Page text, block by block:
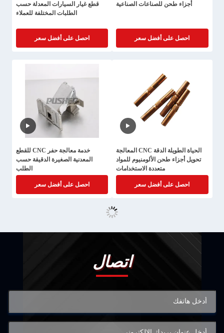
أجزاء طحن للصناعات الصناعية
احصل على أفضل سعر
قطع غيار السيارات المعدلة حسب
الطلبات المختلفة للعملاء
احصل على أفضل سعر
الحياة الطويلة الدقة CNC المعالجة
تحويل أجزاء طحن الألومنيوم للمواد
متعددة الاستخدامات
احصل على أفضل سعر
خدمة معالجة حفر CNC للقطع
المعدنية الصغيرة الدقيقة حسب
الطلب
احصل على أفضل سعر
اتصال